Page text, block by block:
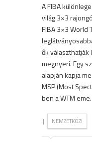
A FIBA
világ 3×3
FIBA 3×3 World
ők választhatják
megnyeri. Egy
alapján kapja
MSP (Most
ben a WTM
| NEMZETKÖZI